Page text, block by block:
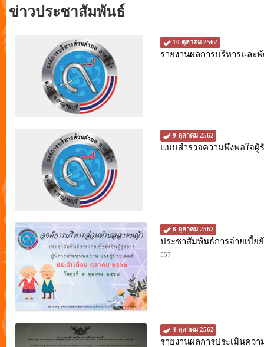
ข่าวประชาสัมพันธ์
10 ตุลาคม 2562
รายงานผลการบริหารแล
9 ตุลาคม 2562
แบบสำรวจความพึงพอใจ
8 ตุลาคม 2562
ประชาสัมพันธ์การจ่ายเบี้ย
557
4 ตุลาคม 2562
รายงานผลการประเมินคว